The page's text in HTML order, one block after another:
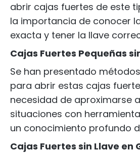
abrir cajas fuertes de este
la importancia de conocer
exacta y tener la llave
Cajas Fuertes Pequeñas
Se han presentado
para abrir estas cajas
necesidad de aproximarse
situaciones con
un conocimiento profundo
Cajas Fuertes sin Llave en